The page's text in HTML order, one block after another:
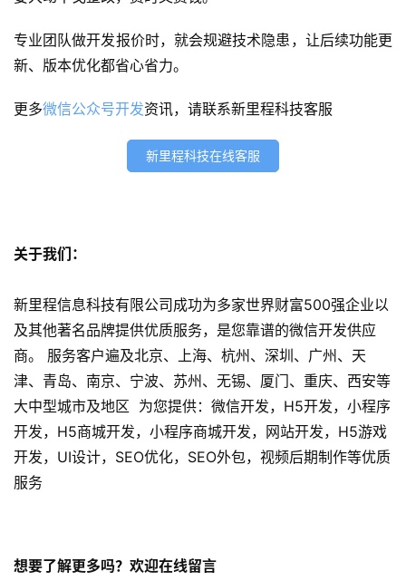
程
序
发
s
o
优
化
数
字
营
销
P
专业团队做开发报价时，就会规避技术隐患，让后续功能更
新、版本优化都省心省力。
更多微信公众号开发资讯，请联系新里程科技客服
新里程科技在线客服
关于我们：
新里程信息科技有限公司成功为多家世界财富500强企业以
及其他著名品牌提供优质服务，是您靠谱的微信开发供应
商。 服务客户遍及北京、上海、杭州、深圳、广州、天
津、青岛、南京、宁波、苏州、无锡、厦门、重庆、西安等
大中型城市及地区 为您提供：微信开发，H5开发，小程序
开发，H5商城开发，小程序商城开发，网站开发，H5游戏
开发，UI设计，SEO优化，SEO外包，视频后期制作等优质
服务
想要了解更多吗？欢迎在线留言